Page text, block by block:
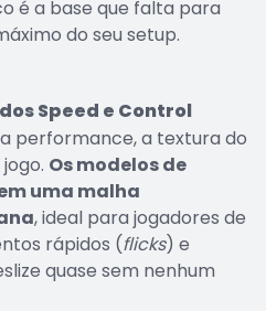
é a base que falta para
do seu setup.
Speed e Control
performance, a textura do
Os modelos de
uma malha
, ideal para jogadores de
rápidos (flicks) e
quase sem nenhum